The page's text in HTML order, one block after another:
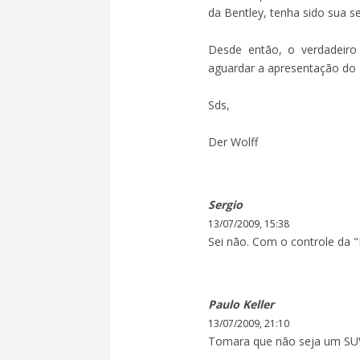
da Bentley, tenha sido sua
Desde então, o
aguardar a apresentação do
Sds,
Der Wolff
Sergio
13/07/2009, 15:38
Sei não. Com o controle da
Paulo Keller
13/07/2009, 21:10
Tomara que não seja um